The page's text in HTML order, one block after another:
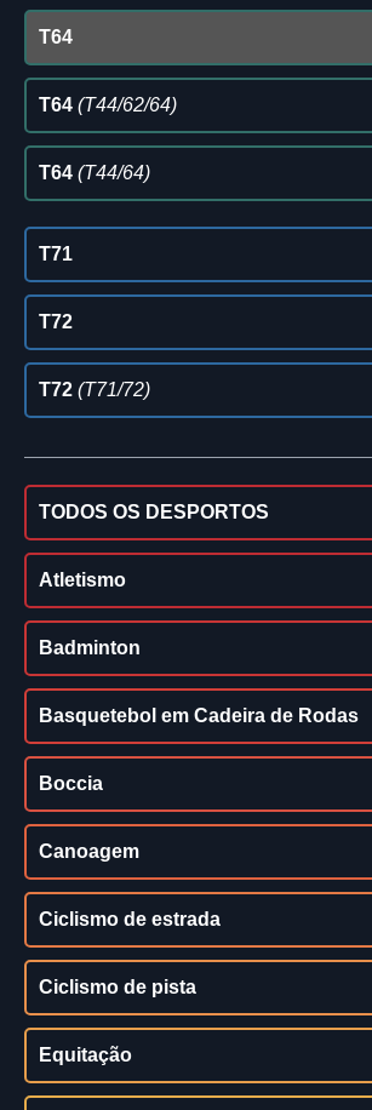
T64
T64 (T44/62/64)
T64 (T44/64)
T71
T72
T72 (T71/72)
TODOS OS DESPORTOS
Atletismo
Badminton
Basquetebol em Cadeira de Rodas
Boccia
Canoagem
Ciclismo de estrada
Ciclismo de pista
Equitação